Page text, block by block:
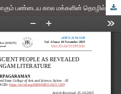
பண்டைய கால மக்களின் தொழில்கள்